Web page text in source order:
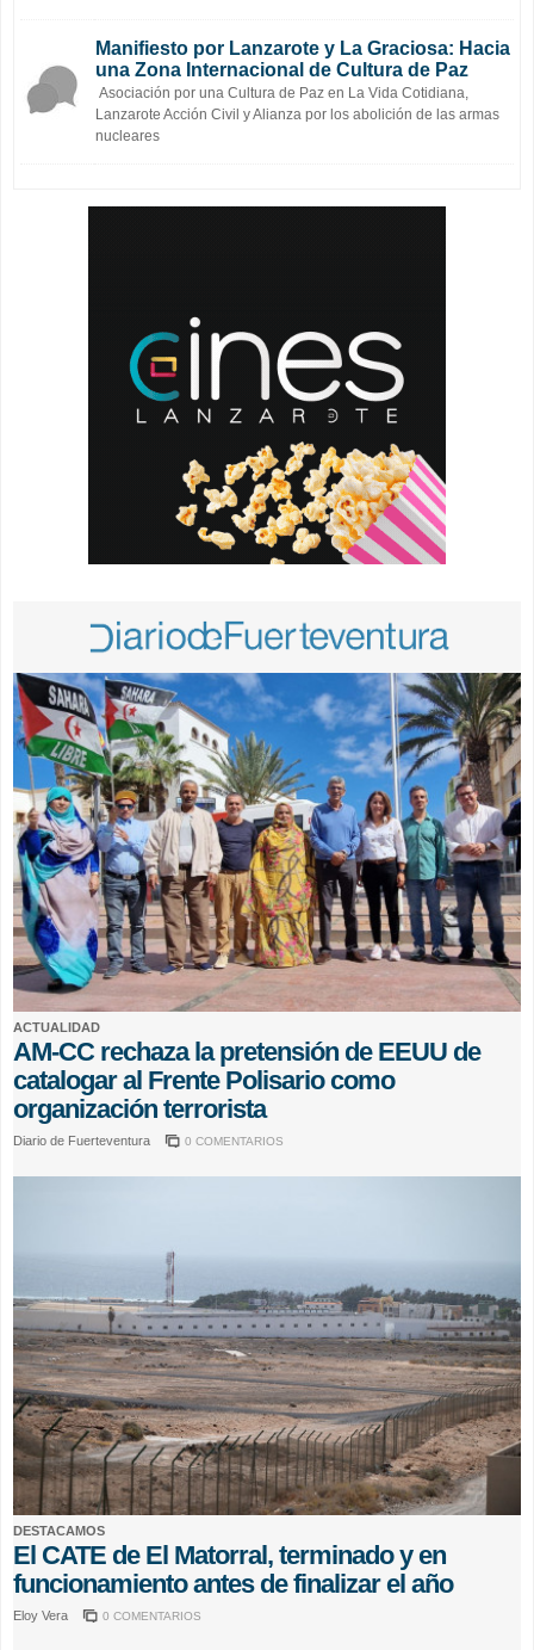
Manifiesto por Lanzarote y La Graciosa: Hacia
una Zona Internacional de Cultura de Paz
Asociación por una Cultura de Paz en La Vida Cotidiana,
Lanzarote Acción Civil y Alianza por los abolición de las armas
nucleares
ACTUALIDAD
AM-CC rechaza la pretensión de EEUU de
catalogar al Frente Polisario como
organización terrorista
Diario de Fuerteventura 0 COMENTARIOS
DESTACAMOS
El CATE de El Matorral, terminado y en
funcionamiento antes de finalizar el año
Eloy Vera 0 COMENTARIOS